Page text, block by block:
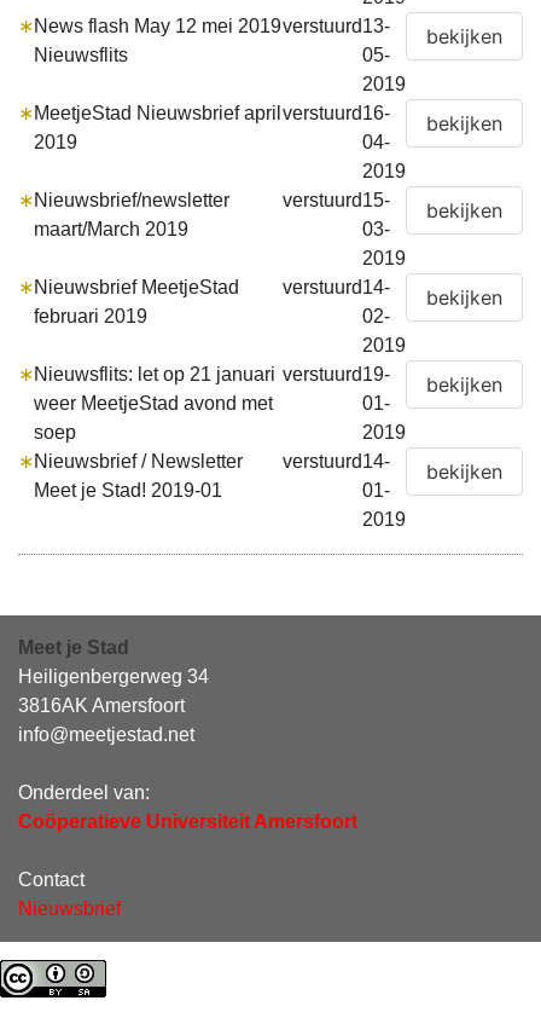
∗News flash May 12 mei 2019
Nieuwsflits
verstuurd13-
05-
2019
∗MeetjeStad Nieuwsbrief april
2019
verstuurd16-
04-
2019
∗Nieuwsbrief/newsletter
maart/March 2019
verstuurd15-
03-
2019
∗Nieuwsbrief MeetjeStad
februari 2019
verstuurd14-
02-
2019
∗Nieuwsflits: let op 21 januari
weer MeetjeStad avond met
soep
verstuurd19-
01-
2019
∗Nieuwsbrief / Newsletter
Meet je Stad! 2019-01
verstuurd14-
01-
2019
Meet je Stad
Heiligenbergerweg 34
3816AK Amersfoort
info@meetjestad.net
Onderdeel van:
Coöperatieve Universiteit Amersfoort
Contact
Nieuwsbrief